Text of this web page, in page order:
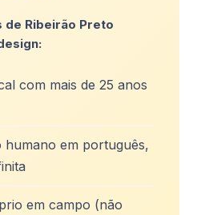
de Ribeirão Preto
com mais de 25 anos
humano em português,
em campo (não